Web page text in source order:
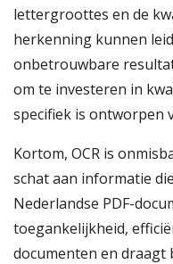
lettergroottes en de
herkenning kunnen
onbetrouwbare
om te investeren in
specifiek is ontworpen
Kortom, OCR is
schat aan informatie
Nederlandse PDF-
toegankelijkheid,
documenten en draagt